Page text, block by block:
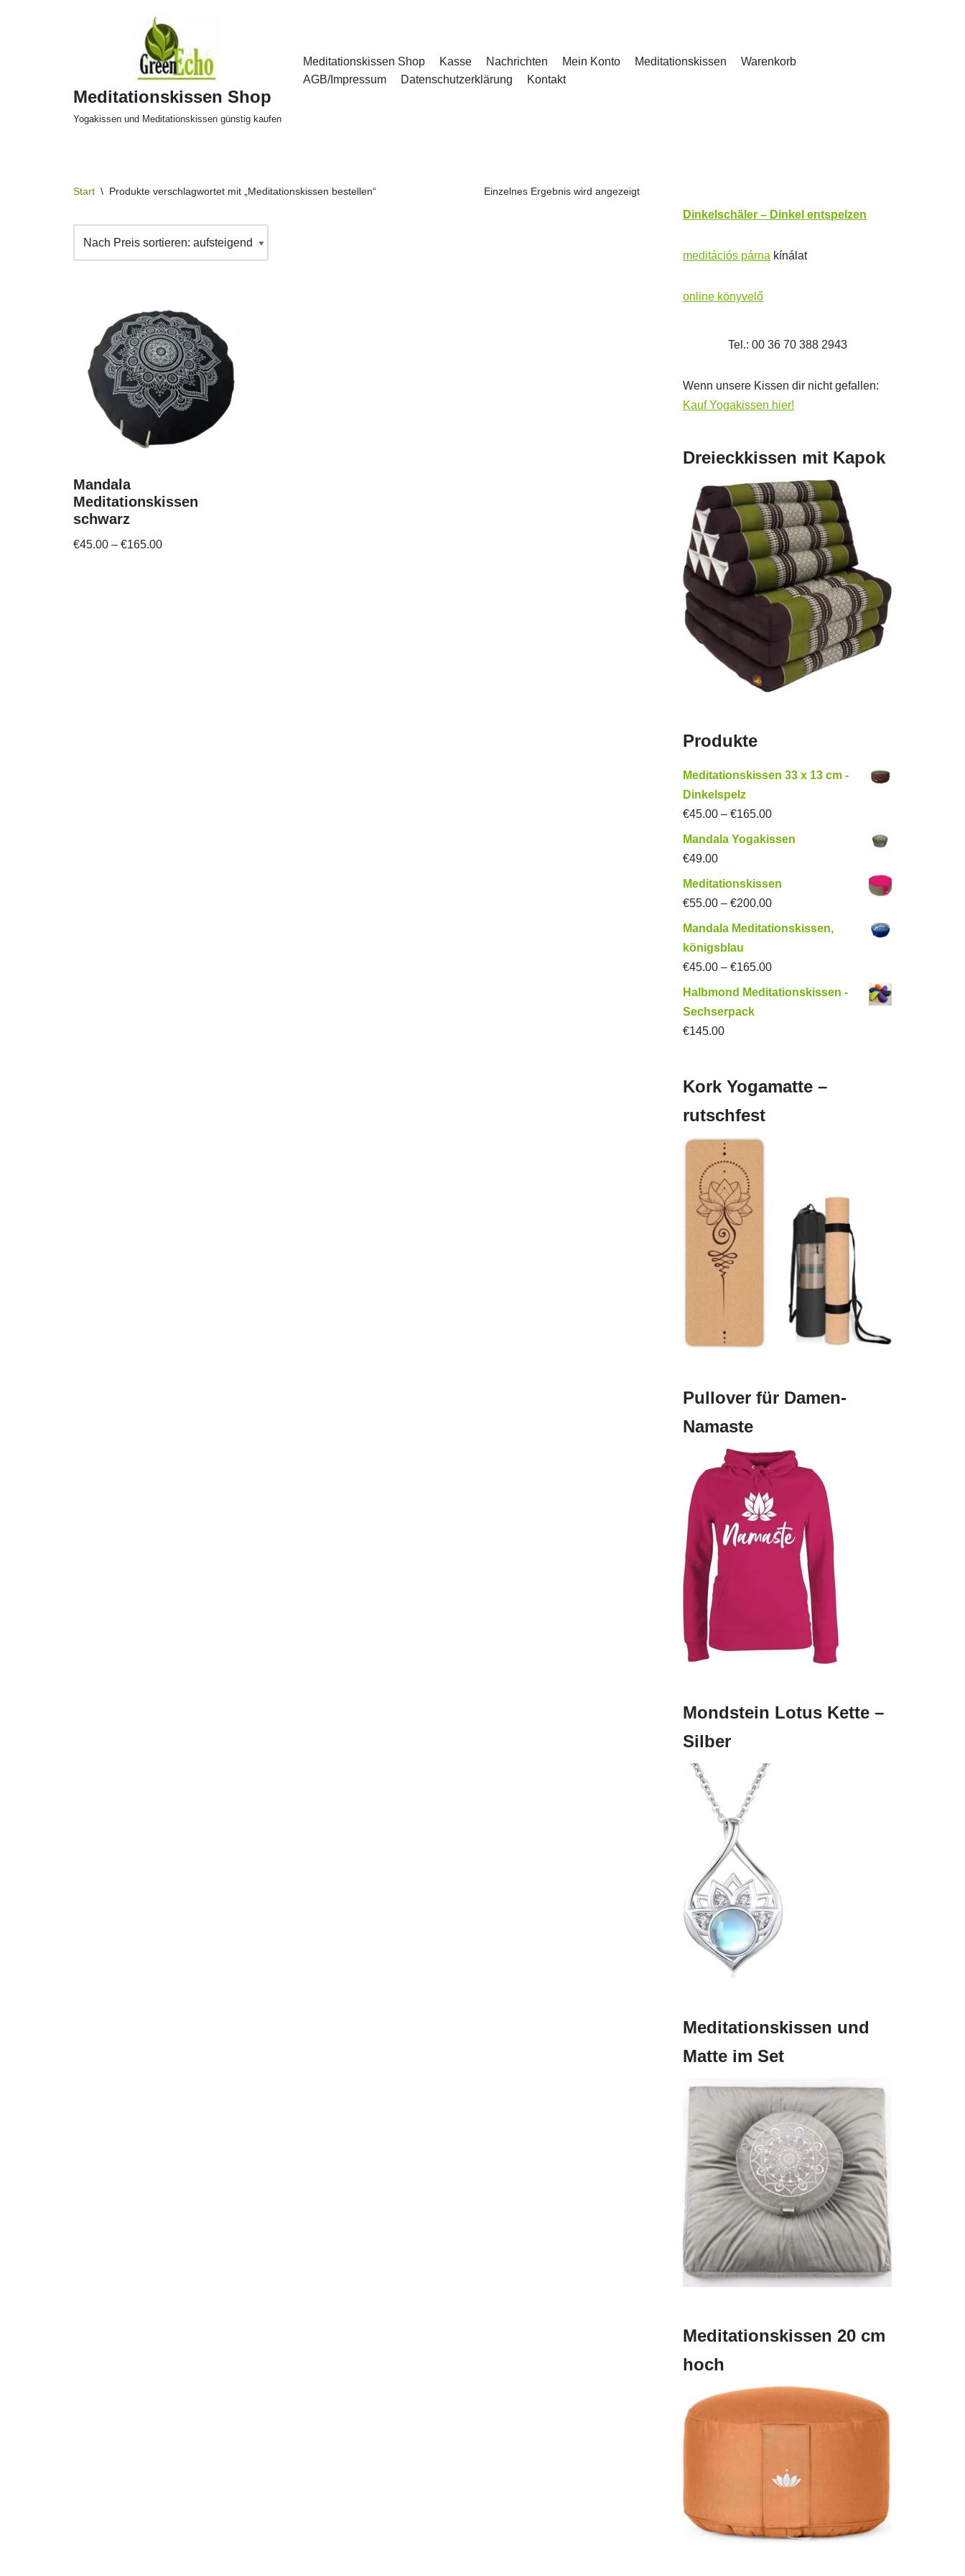
Meditationskissen Shop
Yogakissen und Meditationskissen günstig kaufen
Meditationskissen Shop Kasse Nachrichten Mein Konto Meditationskissen
Warenkorb
AGB/Impressum
Datenschutzerklärung Kontakt
Start \ Produkte verschlagwortet mit „Meditationskissen bestellen“ Einzelnes Ergebnis wird angezeigt
Mandala
Meditationskissen
schwarz
€45.00 – €165.00
Dinkelschäler – Dinkel entspelzen
meditációs párna kínálat
online könyvelő
Tel.: 00 36 70 388 2943
Wenn unsere Kissen dir nicht gefallen:
Kauf Yogakissen hier!
Dreieckkissen mit Kapok
Produkte
Meditationskissen 33 x 13 cm -
Dinkelspelz
€45.00 – €165.00
Mandala Yogakissen
€49.00
Meditationskissen
€55.00 – €200.00
Mandala Meditationskissen,
königsblau
€45.00 – €165.00
Halbmond Meditationskissen -
Sechserpack
€145.00
Kork Yogamatte –
rutschfest
Pullover für Damen-
Namaste
Mondstein Lotus Kette –
Silber
Meditationskissen und
Matte im Set
Meditationskissen 20 cm
hoch